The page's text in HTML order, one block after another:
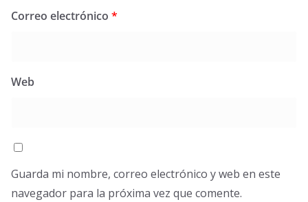
Correo electrónico *
Web
Guarda mi nombre, correo electrónico y web en este
navegador para la próxima vez que comente.